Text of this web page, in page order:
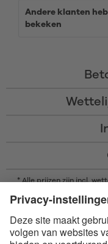
Andere klanten
bekeken
* Alle prijzen zijn incl.
handelsmerken van